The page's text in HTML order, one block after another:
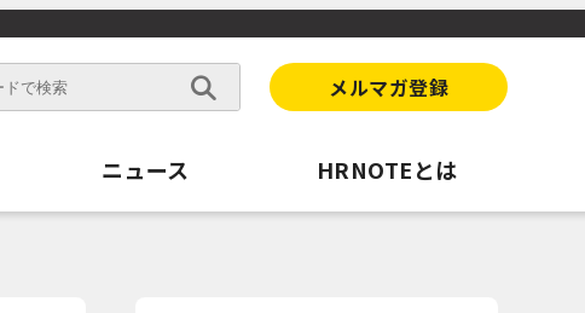
メルマガ登録
ニュース HRNOTEとは